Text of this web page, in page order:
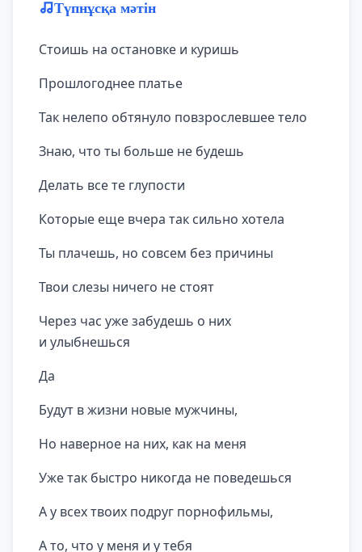
Түпнұсқа мәтін
Стоишь на остановке и куришь
Прошлогоднее платье
Так нелепо обтянуло повзрослевшее тело
Знаю, что ты больше не будешь
Делать все те глупости
Которые еще вчера так сильно хотела
Ты плачешь, но совсем без причины
Твои слезы ничего не стоят
Через час уже забудешь о них
и улыбнешься
Да
Будут в жизни новые мужчины,
Но наверное на них, как на меня
Уже так быстро никогда не поведешься
А у всех твоих подруг порнофильмы,
А то, что у меня и у тебя